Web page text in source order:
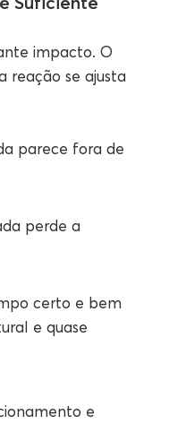
impacto. O
reação se ajusta
parece fora de
perde a
certo e bem
e quase
e